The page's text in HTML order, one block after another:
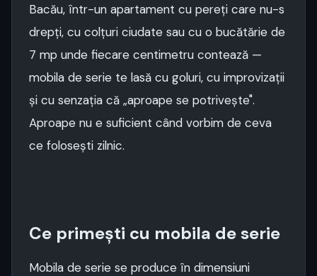
Bacău, într-un apartament cu pereți care nu-s
drepți, cu colțuri ciudate sau cu o bucătărie de
7 mp unde fiecare centimetru contează —
mobila de serie te lasă cu goluri, cu improvizații
și cu senzația că „aproape se potrivește".
Aproape nu e suficient când vorbim de ceva
ce folosești zilnic.
Ce primești cu mobila de serie
Mobila de serie se produce în dimensiuni